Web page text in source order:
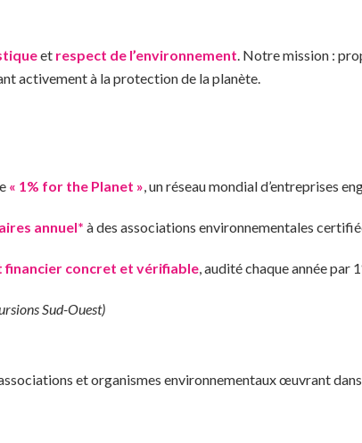
et respect de l’environnement. Notre mission :
activement à la protection de la planète.
« 1% for the Planet », un réseau mondial d’entreprises
annuel* à des associations environnementales
financier concret et vérifiable, audité chaque année par
Sud-Ouest)
et organismes environnementaux œuvrant